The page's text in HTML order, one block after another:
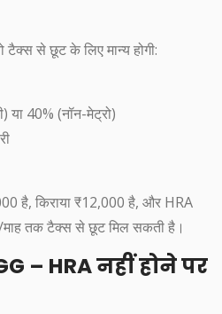
टैक्स से छूट के लिए मान्य होगी:
या 40% (नॉन-मेट्रो)
है, किराया ₹12,000 है, और HRA
तक टैक्स से छूट मिल सकती है।
– HRA नहीं होने पर